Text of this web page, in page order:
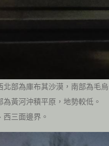
北部為庫布其沙漠，南部為毛
黃河沖積平原，地勢較低。
三面邊界。